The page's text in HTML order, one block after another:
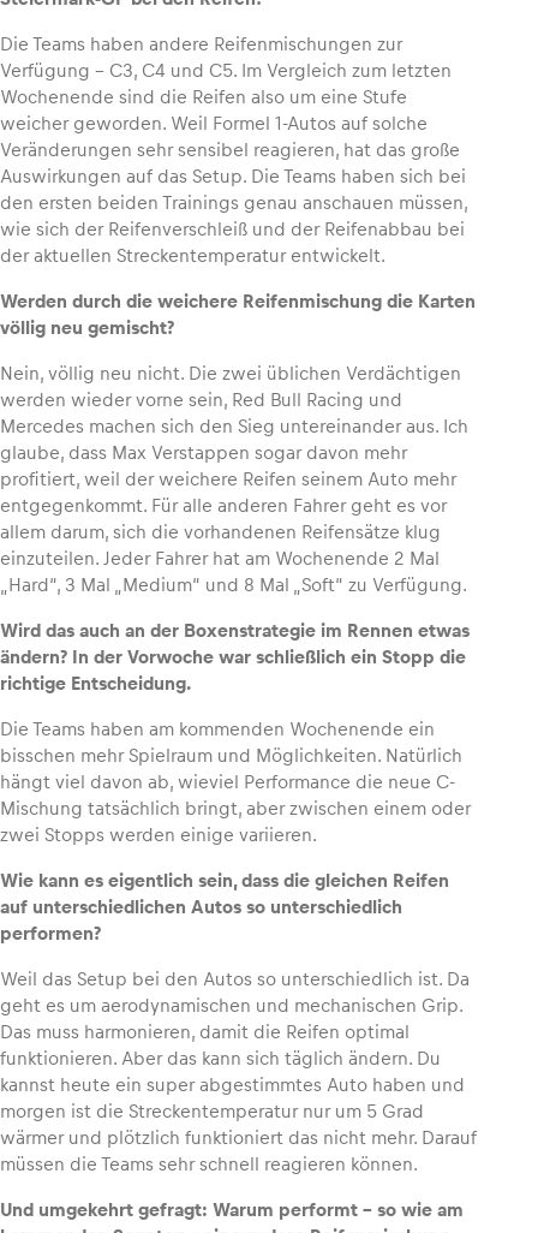
Glossar
Die Teams haben andere Reifenmischungen zur
Verfügung – C3, C4 und C5. Im Vergleich zum letzten
Wochenende sind die Reifen also um eine Stufe
weicher geworden. Weil Formel 1-Autos auf solche
Veränderungen sehr sensibel reagieren, hat das große
Auswirkungen auf das Setup. Die Teams haben sich bei
den ersten beiden Trainings genau anschauen müssen,
wie sich der Reifenverschleiß und der Reifenabbau bei
der aktuellen Streckentemperatur entwickelt.
Werden durch die weichere Reifenmischung die Karten
völlig neu gemischt?
Nein, völlig neu nicht. Die zwei üblichen Verdächtigen
werden wieder vorne sein, Red Bull Racing und
Mercedes machen sich den Sieg untereinander aus. Ich
glaube, dass Max Verstappen sogar davon mehr
profitiert, weil der weichere Reifen seinem Auto mehr
entgegenkommt. Für alle anderen Fahrer geht es vor
allem darum, sich die vorhandenen Reifensätze klug
einzuteilen. Jeder Fahrer hat am Wochenende 2 Mal
„Hard“, 3 Mal „Medium“ und 8 Mal „Soft“ zu Verfügung.
Wird das auch an der Boxenstrategie im Rennen etwas
ändern? In der Vorwoche war schließlich ein Stopp die
richtige Entscheidung.
Die Teams haben am kommenden Wochenende ein
bisschen mehr Spielraum und Möglichkeiten. Natürlich
hängt viel davon ab, wieviel Performance die neue C-
Mischung tatsächlich bringt, aber zwischen einem oder
zwei Stopps werden einige variieren.
Wie kann es eigentlich sein, dass die gleichen Reifen
auf unterschiedlichen Autos so unterschiedlich
performen?
Weil das Setup bei den Autos so unterschiedlich ist. Da
geht es um aerodynamischen und mechanischen Grip.
Das muss harmonieren, damit die Reifen optimal
funktionieren. Aber das kann sich täglich ändern. Du
kannst heute ein super abgestimmtes Auto haben und
morgen ist die Streckentemperatur nur um 5 Grad
wärmer und plötzlich funktioniert das nicht mehr. Darauf
müssen die Teams sehr schnell reagieren können.
Und umgekehrt gefragt: Warum performt – so wie am